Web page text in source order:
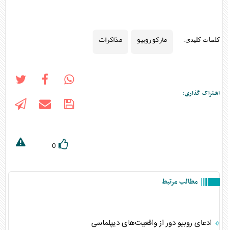
کلمات کلیدی: مارکو روبیو مذاکرات
اشتراک گذاری:
0
مطالب مرتبط
ادعای روبیو دور از واقعیت‌های دیپلماسی